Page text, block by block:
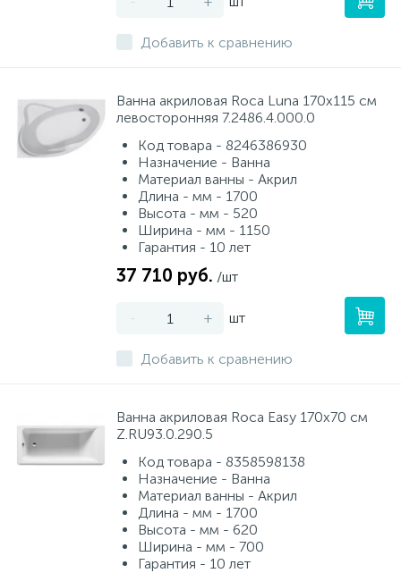
Добавить к сравнению
Ванна акриловая Roca Luna 170x115 см
левосторонняя 7.2486.4.000.0
Код товара - 8246386930
Назначение - Ванна
Материал ванны - Акрил
Длина - мм - 1700
Высота - мм - 520
Ширина - мм - 1150
Гарантия - 10 лет
37 710 руб. /шт
- + шт
Добавить к сравнению
Ванна акриловая Roca Easy 170х70 см
Z.RU93.0.290.5
Код товара - 8358598138
Назначение - Ванна
Материал ванны - Акрил
Длина - мм - 1700
Высота - мм - 620
Ширина - мм - 700
Гарантия - 10 лет